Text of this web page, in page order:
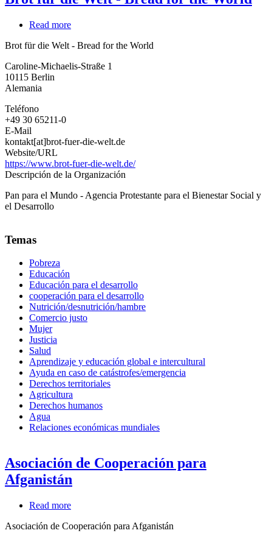
Read more
für
Welt
Brot für die Welt - Bread for the World
Caroline-Michaelis-Straße 1
10115 Berlin
Alemania
Teléfono
+49 30 65211-0
E-Mail
kontakt[at]brot-fuer-die-welt.de
Website/URL
https://www.brot-fuer-die-welt.de/
Descripción de la Organización
Pan para el Mundo - Agencia Protestante para el Bienestar Social y
el Desarrollo
Temas
Pobreza
Educación
Educación para el desarrollo
cooperación para el desarrollo
Nutrición/desnutrición/hambre
Comercio justo
Mujer
Justicia
Salud
Aprendizaje y educación global e intercultural
Ayuda en caso de catástrofes/emergencia
Derechos territoriales
Agricultura
Derechos humanos
Agua
Relaciones económicas mundiales
Asociación de Cooperación para
Afganistán
Read more
de
Asociación de Cooperación para Afganistán